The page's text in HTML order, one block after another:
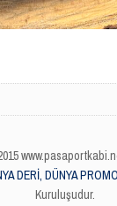
DERİ, DÜNYA
Kuruluşudur.